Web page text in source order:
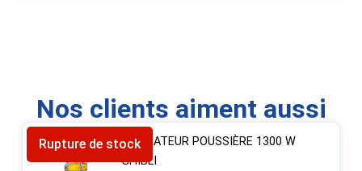
Nos clients aiment aussi
Rupture de stockASPIRATEUR POUSSIÈRE 1300 W
GHIBLI